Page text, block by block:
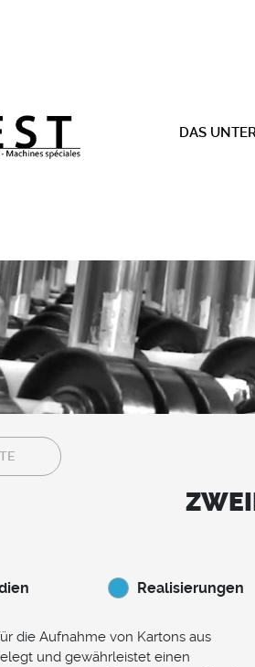
DAS
Realisierungen
die Aufnahme von Kartons aus
und gewährleistet einen